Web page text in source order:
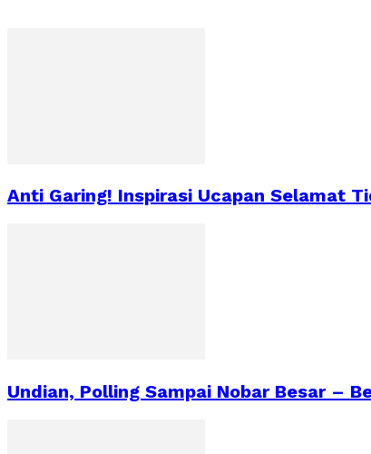
Anti Garing! Inspirasi Ucapan Selamat
Undian, Polling Sampai Nobar Besar –